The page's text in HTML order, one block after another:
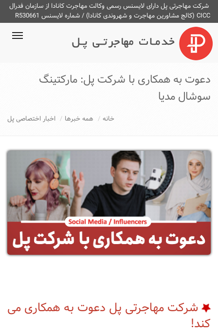
شرکت مهاجرتی پل دارای لایسنس رسمی وکالت مهاجرت کانادا از سازمان فدرال
CICC (کالج مشاورین مهاجرت و شهروندی کانادا) / شماره لایسنس R530661
دعوت به همکاری با شرکت پل: مارکتینگ
سوشال مدیا
خانه همه خبرها اخبار اختصاصی پل
شرکت مهاجرتی پل دعوت به همکاری می
کند!